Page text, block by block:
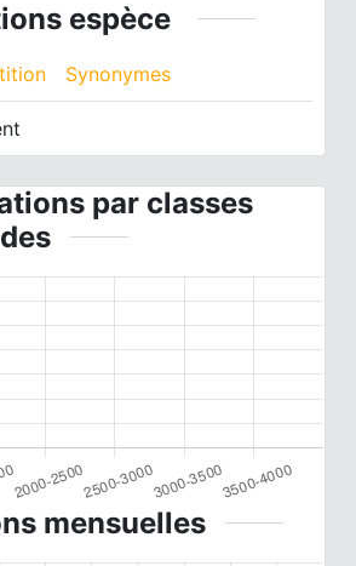
espèce
Synonymes
par classes
mensuelles